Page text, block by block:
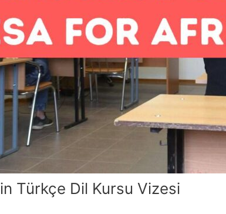
Türkçe Dil Kursu Vizesi